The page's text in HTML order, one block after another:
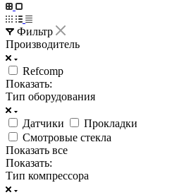
Фильтр
Производитель
Refcomp
Показать:
Тип оборудования
Датчики
Прокладки
Смотровые стекла
Показать все
Показать:
Тип компрессора